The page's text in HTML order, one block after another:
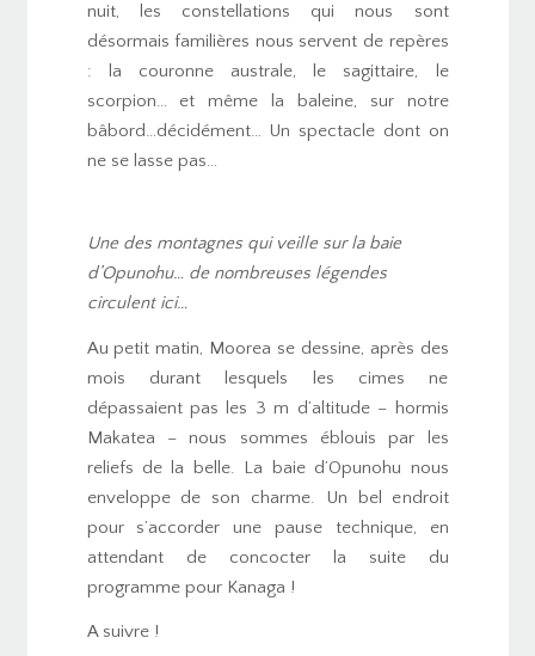
nuit, les constellations qui nous sont
désormais familières nous servent de repères
: la couronne australe, le sagittaire, le
scorpion… et même la baleine, sur notre
bâbord…décidément… Un spectacle dont on
ne se lasse pas…
Une des montagnes qui veille sur la baie
d’Opunohu… de nombreuses légendes
circulent ici…
Au petit matin, Moorea se dessine, après des
mois durant lesquels les cimes ne
dépassaient pas les 3 m d’altitude – hormis
Makatea – nous sommes éblouis par les
reliefs de la belle. La baie d’Opunohu nous
enveloppe de son charme. Un bel endroit
pour s’accorder une pause technique, en
attendant de concocter la suite du
programme pour Kanaga !
A suivre !